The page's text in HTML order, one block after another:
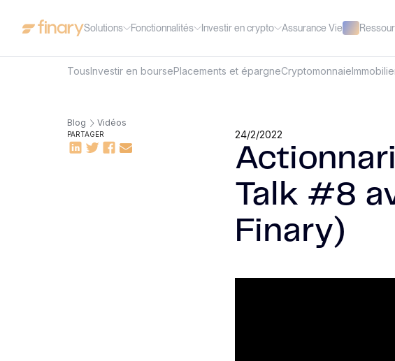
Solutions Fonctionnalités Investir en crypto Assurance Vie
TousInvestir en boursePlacements et épargneCryptomonnaie
Blog Vidéos
PARTAGER 24/2/2022
Talk #8
Finary)